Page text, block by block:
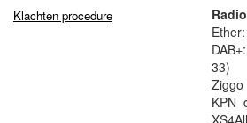
Klachten procedure
Radio
33)
Ziggo
KPN